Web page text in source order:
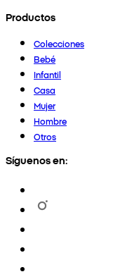
Productos
Colecciones
Bebé
Infantil
Casa
Mujer
Hombre
Otros
Síguenos en: